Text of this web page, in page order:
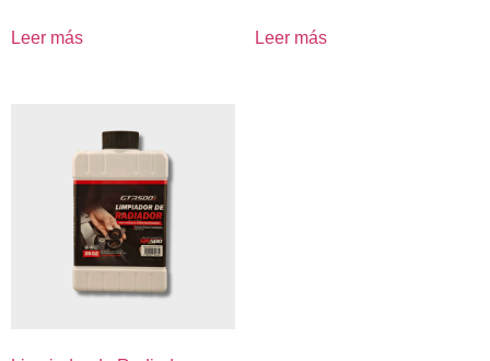
Leer más Leer más